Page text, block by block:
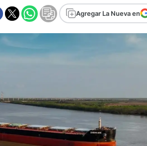
y finanzas
empresas
Agregar La Nueva en